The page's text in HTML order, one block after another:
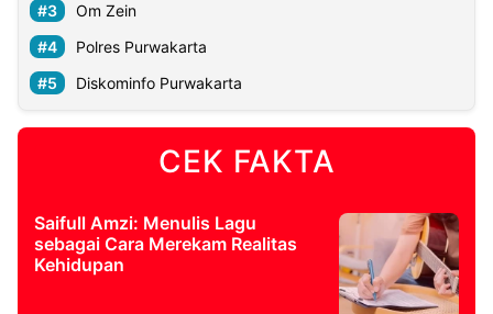
Om Zein
Polres Purwakarta
Diskominfo Purwakarta
CEK FAKTA
Saifull Amzi: Menulis Lagu
sebagai Cara Merekam Realitas
Kehidupan